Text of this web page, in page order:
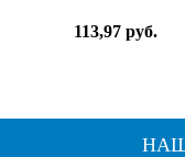
113,97 руб.